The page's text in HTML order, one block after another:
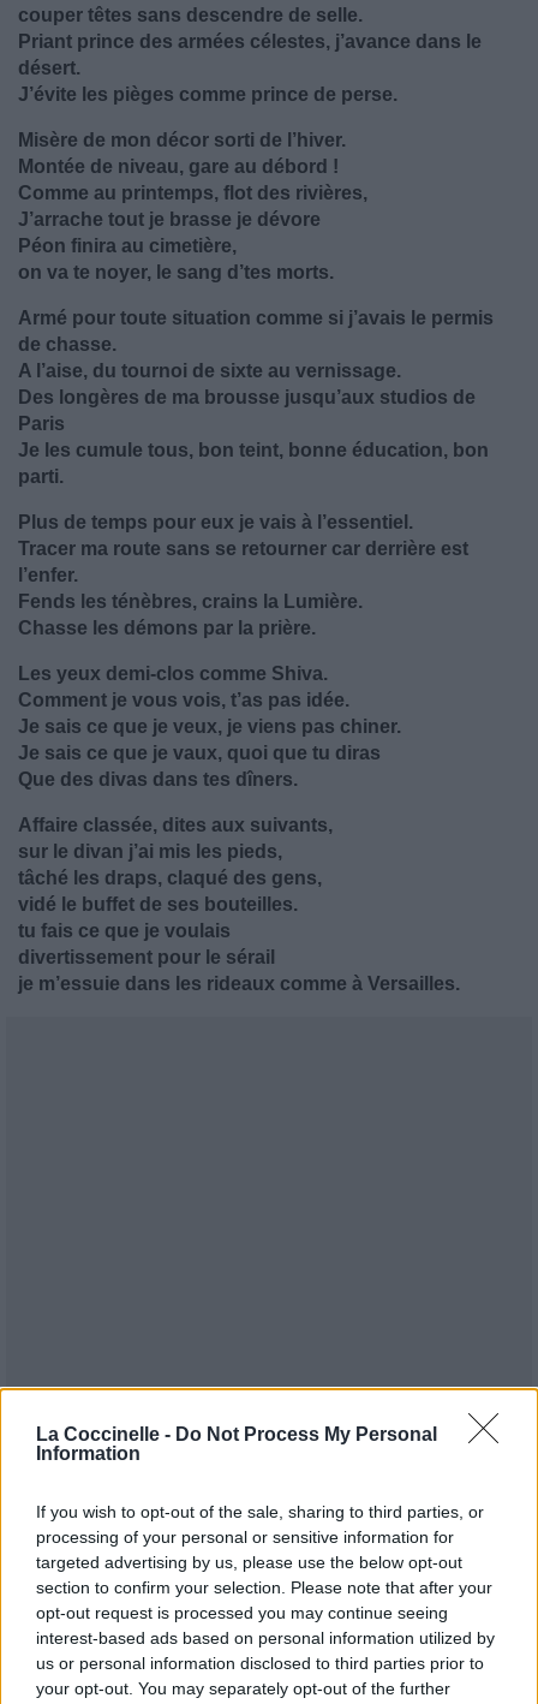
La Coccinelle - Do Not Process My Personal
Information
If you wish to opt-out of the sale, sharing to third parties, or
processing of your personal or sensitive information for
targeted advertising by us, please use the below opt-out
section to confirm your selection. Please note that after your
opt-out request is processed you may continue seeing
interest-based ads based on personal information utilized by
us or personal information disclosed to third parties prior to
your opt-out. You may separately opt-out of the further
couper têtes sans descendre de selle.
Priant prince des armées célestes, j’avance dans le
désert.
J’évite les pièges comme prince de perse.
Misère de mon décor sorti de l’hiver.
Montée de niveau, gare au débord !
Comme au printemps, flot des rivières,
J’arrache tout je brasse je dévore
Péon finira au cimetière,
on va te noyer, le sang d’tes morts.
Armé pour toute situation comme si j’avais le permis
de chasse.
A l’aise, du tournoi de sixte au vernissage.
Des longères de ma brousse jusqu’aux studios de
Paris
Je les cumule tous, bon teint, bonne éducation, bon
parti.
Plus de temps pour eux je vais à l’essentiel.
Tracer ma route sans se retourner car derrière est
l’enfer.
Fends les ténèbres, crains la Lumière.
Chasse les démons par la prière.
Les yeux demi-clos comme Shiva.
Comment je vous vois, t’as pas idée.
Je sais ce que je veux, je viens pas chiner.
Je sais ce que je vaux, quoi que tu diras
Que des divas dans tes dîners.
Affaire classée, dites aux suivants,
sur le divan j’ai mis les pieds,
tâché les draps, claqué des gens,
vidé le buffet de ses bouteilles.
tu fais ce que je voulais
divertissement pour le sérail
je m’essuie dans les rideaux comme à Versailles.
novembre 2023 à 9h17.
Chanteurs : Kroc Blanc
Albums : Héritage